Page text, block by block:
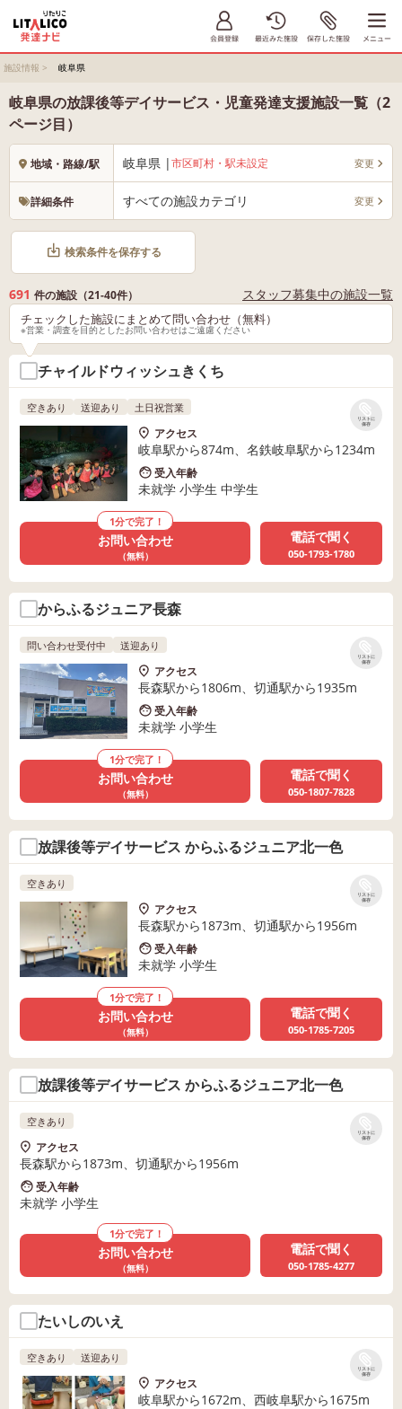
施設情報 > 岐阜県
岐阜県の放課後等デイサービス・児童発達支援施設一覧（2
ページ目）
地域・路線/駅 岐阜県 |市区町村・駅未設定 変更
詳細条件 すべての施設カテゴリ 変更
検索条件を保存する
691 件の施設（21-40件） スタッフ募集中の施設一覧
チェックした施設にまとめて問い合わせ（無料）
※営業・調査を目的としたお問い合わせはご遠慮ください
チャイルドウィッシュきくち
リストに
保存
空きあり 送迎あり 土日祝営業
アクセス
岐阜駅から874m、名鉄岐阜駅から1234m
受入年齢
未就学 小学生 中学生
1分で完了！
お問い合わせ
（無料）
電話で聞く
050-1793-1780
からふるジュニア長森
リストに
保存
問い合わせ受付中 送迎あり
アクセス
長森駅から1806m、切通駅から1935m
受入年齢
未就学 小学生
1分で完了！
お問い合わせ
（無料）
電話で聞く
050-1807-7828
放課後等デイサービス からふるジュニア北一色
リストに
保存
空きあり
アクセス
長森駅から1873m、切通駅から1956m
受入年齢
未就学 小学生
1分で完了！
お問い合わせ
（無料）
電話で聞く
050-1785-7205
放課後等デイサービス からふるジュニア北一色
リストに
保存
空きあり
アクセス
長森駅から1873m、切通駅から1956m
受入年齢
未就学 小学生
1分で完了！
お問い合わせ
（無料）
電話で聞く
050-1785-4277
たいしのいえ
リストに
保存
空きあり 送迎あり
アクセス
岐阜駅から1672m、西岐阜駅から1675m